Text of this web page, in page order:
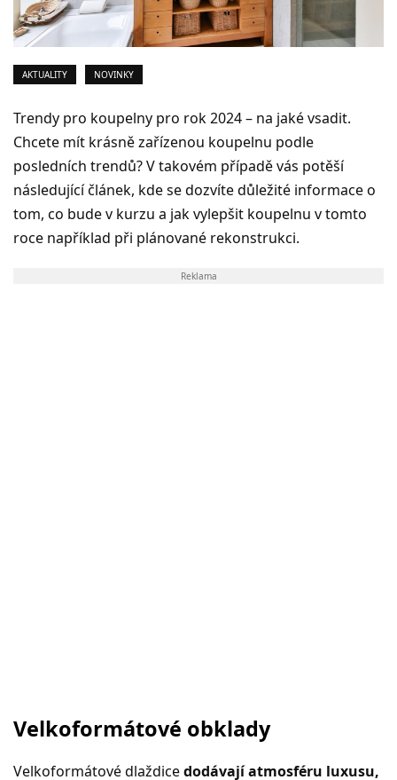
AKTUALITY NOVINKY
Trendy pro koupelny pro rok 2024 – na jaké vsadit.
Chcete mít krásně zařízenou koupelnu podle
posledních trendů? V takovém případě vás potěší
následující článek, kde se dozvíte důležité informace o
tom, co bude v kurzu a jak vylepšit koupelnu v tomto
roce například při plánované rekonstrukci.
Reklama
Velkoformátové obklady
Velkoformátové dlaždicedodávají atmosféru luxusu,